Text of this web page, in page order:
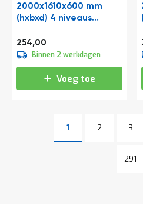
2000x1610x600 mm
(hxbxd) 4 niveaus
verzinkt beginsectie
Vanaf
254,00
Binnen 2 werkdagen
Voeg toe
U lees momenteel pagina
1 Pagina
2 3
291